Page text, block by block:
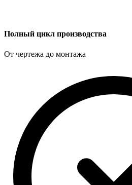
Полный цикл производства
От чертежа до монтажа